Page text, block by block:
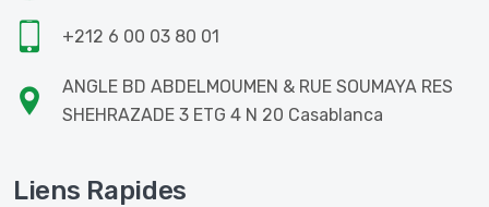
+212 6 00 03 80 01
ANGLE BD ABDELMOUMEN & RUE SOUMAYA RES
SHEHRAZADE 3 ETG 4 N 20 Casablanca
Liens Rapides